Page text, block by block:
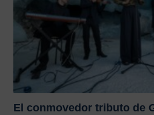
El conmovedor tributo de